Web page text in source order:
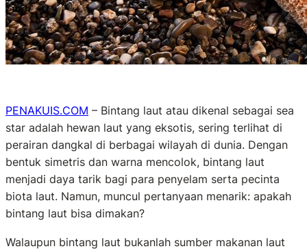
PENAKUIS.COM – Bintang laut atau dikenal sebagai sea
star adalah hewan laut yang eksotis, sering terlihat di
perairan dangkal di berbagai wilayah di dunia. Dengan
bentuk simetris dan warna mencolok, bintang laut
menjadi daya tarik bagi para penyelam serta pecinta
biota laut. Namun, muncul pertanyaan menarik: apakah
bintang laut bisa dimakan?
Walaupun bintang laut bukanlah sumber makanan laut